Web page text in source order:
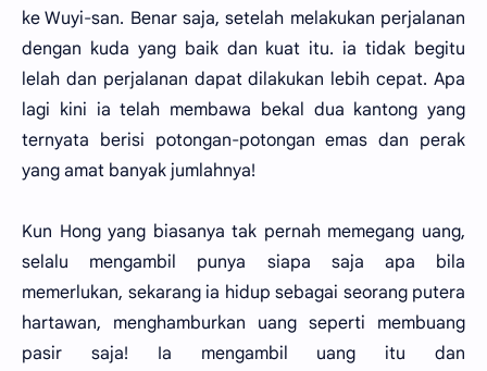
ke Wuyi-san. Benar saja, setelah melakukan perjalanan
dengan kuda yang baik dan kuat itu. ia tidak begitu
lelah dan perjalanan dapat dilakukan lebih cepat. Apa
lagi kini ia telah membawa bekal dua kantong yang
ternyata berisi potongan-potongan emas dan perak
yang amat banyak jumlahnya!
Kun Hong yang biasanya tak pernah memegang uang,
selalu mengambil punya siapa saja apa bila
memerlukan, sekarang ia hidup sebagai seorang putera
hartawan, menghamburkan uang seperti membuang
pasir saja! Ia mengambil uang itu dan